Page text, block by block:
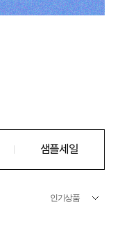
샘플세일